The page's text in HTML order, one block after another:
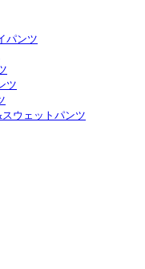
パンツ
ツ
ウェットパンツ